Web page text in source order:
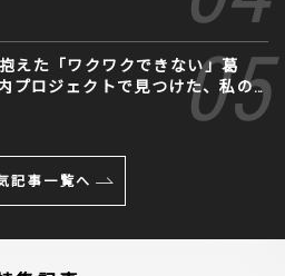
えた「ワクワクできない」葛
プロジェクトで見つけた、私の
記事一覧へ